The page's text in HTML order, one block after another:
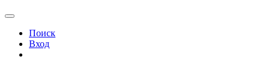
Поиск
Вход